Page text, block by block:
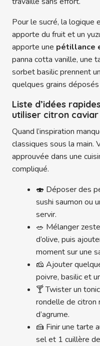
Pour le sucré, la logique
apporte du fruit et un
apporte une pétillance
panna cotta vanille, une
sorbet basilic prennent
quelques grains
Liste d’idées
utiliser citron
Quand l’inspiration
classiques sous la main.
approuvée dans une
compliqué.
🍣 Déposer des
sushi saumon ou
servir.
🥗 Mélanger
d’olive, puis
moment sur une
🧀 Ajouter
poivre, basilic et
🍸 Twister un
rondelle de citron
d’agrume.
🍰 Finir une tarte
sel et 1 cuillère